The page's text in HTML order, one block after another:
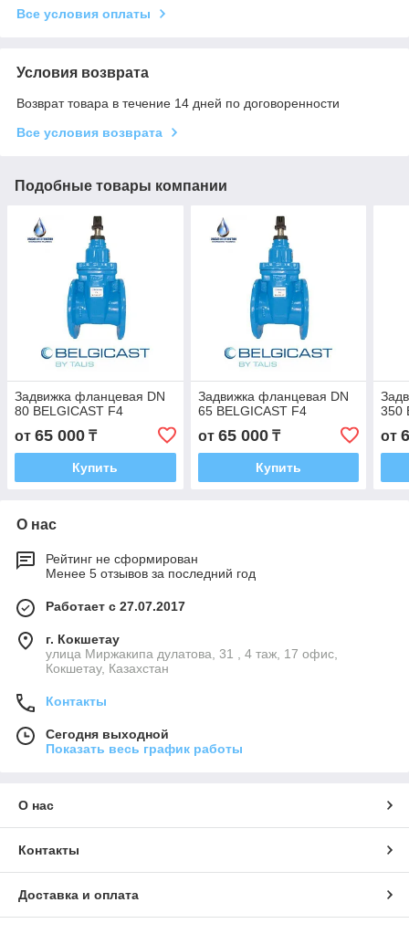
Все условия оплаты
Условия возврата
Возврат товара в течение 14 дней по договоренности
Все условия возврата
Подобные товары компании
Задвижка фланцевая DN
80 BELGICAST F4
от 65 000 ₸
Купить
Задвижка фланцевая DN
65 BELGICAST F4
от 65 000₸
Купить
350
от
О нас
Рейтинг не сформирован
Менее 5 отзывов за последний год
Работает с 27.07.2017
г. Кокшетау
улица Миржакипа дулатова, 31 , 4 таж, 17 офис,
Кокшетау, Казахстан
Контакты
Сегодня выходной
Показать весь график работы
О нас
Контакты
Доставка и оплата